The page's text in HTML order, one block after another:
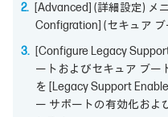
[Advanced] (詳細設定) メ
Configration] (セキュア ブ
[Configure Legacy
ートおよびセキュア ブー
を [Legacy Support
ー サポートの有効化およ